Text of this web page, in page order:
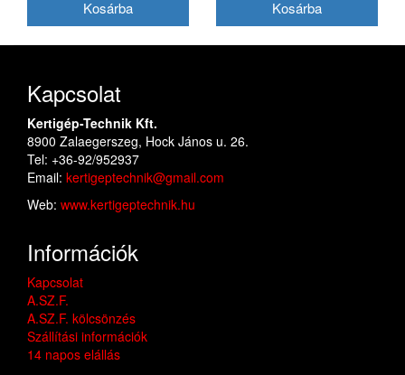
Kapcsolat
Kertigép-Technik Kft.
8900 Zalaegerszeg, Hock János u. 26.
Tel: +36-92/952937
Email: kertigeptechnik@gmail.com
Web: www.kertigeptechnik.hu
Információk
Kapcsolat
A.SZ.F.
A.SZ.F. kölcsönzés
Szállítási információk
14 napos elállás